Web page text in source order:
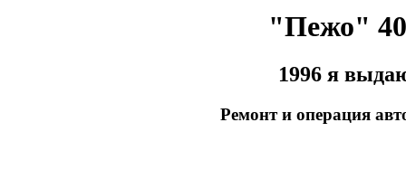
"Пежо"
1996 я
Ремонт и операция